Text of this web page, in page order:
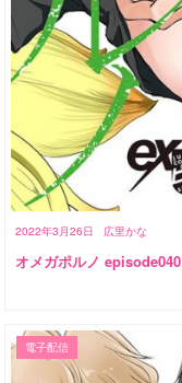
2022年3月26日 広里かな
オメガポルノ episode040
電子配信